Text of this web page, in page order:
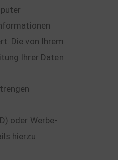
Die von Ihrem
Ihrer Daten
oder Werbe-
hierzu